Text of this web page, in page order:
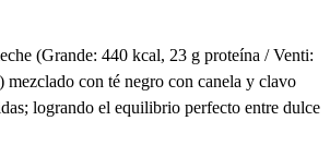
(Grande: 440 kcal, 23 g proteína / Venti:
mezclado con té negro con canela y clavo
logrando el equilibrio perfecto entre dulce